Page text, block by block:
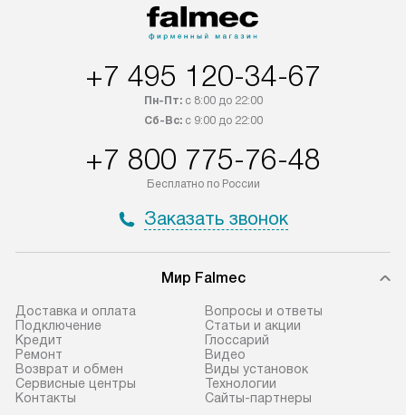
оплачивается дополнительно.
Возможна доставка товаров по
+7 495 120-34-67
Пн-Пт:с 8:00 до 22:00
Сб-Вс:с 9:00 до 22:00
+7 800 775-76-48
Бесплатно по России
Заказать звонок
Мир Falmec
Доставка и оплата
Подключение
Кредит
Ремонт
Возврат и обмен
Сервисные центры
Контакты
Вопросы и ответы
Статьи и акции
Глоссарий
Видео
Виды установок
Технологии
Сайты-партнеры